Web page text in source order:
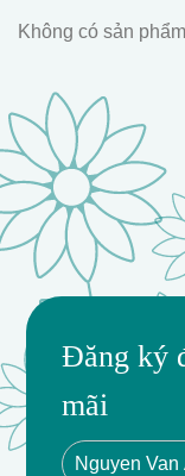
Không có sản
Đăng ký
mãi